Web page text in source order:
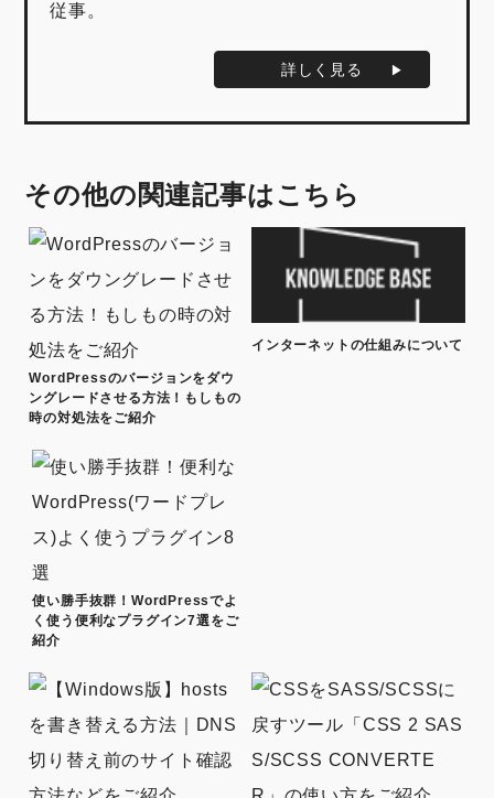
従事。
詳しく見る
その他の関連記事はこちら
WordPressのバージョンをダウ
ングレードさせる方法！もしもの
時の対処法をご紹介
インターネットの仕組みについて
使い勝手抜群！WordPressでよ
く使う便利なプラグイン7選をご
紹介